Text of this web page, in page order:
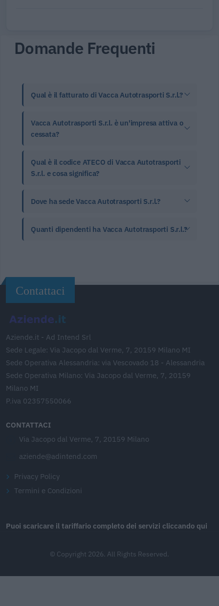
Domande Frequenti
Qual è il fatturato di Vacca Autotrasporti S.r.l.?
Vacca Autotrasporti S.r.l. è un'impresa attiva o
cessata?
Qual è il codice ATECO di Vacca Autotrasporti
S.r.l. e cosa significa?
Dove ha sede Vacca Autotrasporti S.r.l.?
Quanti dipendenti ha Vacca Autotrasporti S.r.l.?
Contattaci
Aziende.it - Ad Intend Srl
Sede Legale: Via Jacopo dal Verme, 7, 20159 Milano MI
Sede Operativa Alessandria: via Vescovado 18 - Alessandria
Sede Operativa Milano: Via Jacopo dal Verme, 7, 20159
Milano MI
P.iva 02357550066
CONTATTACI
Via Jacopo dal Verme, 7, 20159 Milano
aziende@adintend.com
Privacy Policy
Termini e Condizioni
Puoi scaricare il tariffario completo dei servizi cliccando qui
© Copyright 2026. All Rights Reserved.